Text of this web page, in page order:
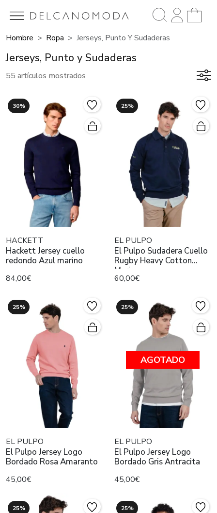
Hombre Ropa Jerseys, Punto Y Sudaderas
Jerseys, Punto y Sudaderas
55 artículos mostrados
30%
HACKETT
Hackett Jersey cuello
redondo Azul marino
84,00€
25%
EL PULPO
El Pulpo Sudadera Cuello
Rugby Heavy Cotton
Marino
60,00€
25%
EL PULPO
El Pulpo Jersey Logo
Bordado Rosa Amaranto
45,00€
25%
AGOTADO
EL PULPO
El Pulpo Jersey Logo
Bordado Gris Antracita
45,00€
25% 25%